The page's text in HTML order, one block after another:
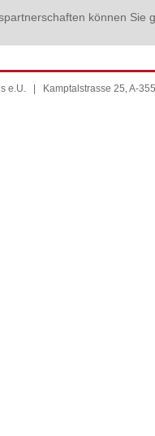
können
e.U. | Kamptalstrasse 25, A-